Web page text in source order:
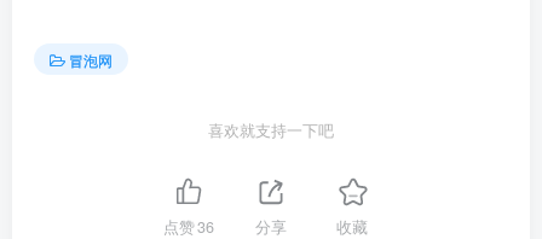
冒泡网
喜欢就支持一下吧
点赞36 分享 收藏